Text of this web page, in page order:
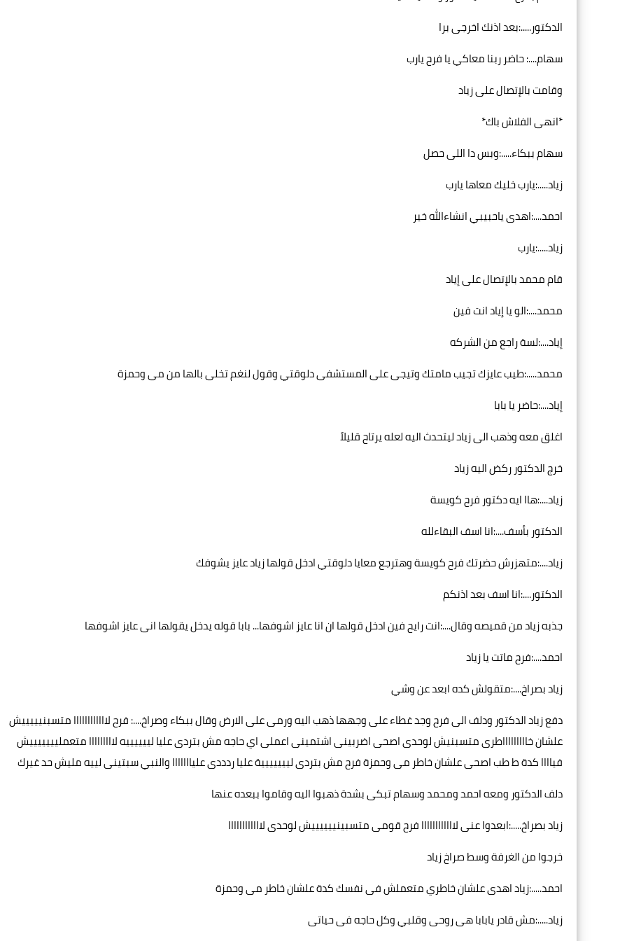
الدكتور.....:بعد اذنك اخرجى برا
سهام....: حاضر ربنا معاكي يا فرح يارب
وقامت بالإتصال على زياد
*انهى الفلاش باك*
سهام ببكاء.....:وبس دا اللى حصل
زياد.....:يارب خليك معاها يارب
احمد....:اهدى ياحبيبي انشاءالله خير
زياد.....:يارب
قام محمد بالإتصال على إياد
محمد....:الو يا إياد انت فين
إياد....:لسة راجع من الشركه
محمد.....:طيب عايزك تجيب مامتك وتيجى على المستشفى دلوقتي وقول لنغم تخلى بالها من مى وحمزة
إياد....:حاضر يا بابا
اغلق معه وذهب الى زياد ليتحدث اليه لعله يرتاح قليلاً
خرج الدكتور ركض اليه زياد
زياد....:هاا ايه دكتور فرح كويسة
الدكتور بأسف....:انا اسف البقاءلله
زياد....:متهزرش حضرتك فرح كويسة وهترجع معايا دلوقتي ادخل قولها زياد عايز يشوفك
الدكتور....:انا اسف بعد اذنكم
جذبه زياد من قميصه وقال....:انت رايح فين ادخل قولها ان انا عايز اشوفها... بابا قوله يدخل يقولها انى عايز اشوفها
احمد....:فرح ماتت يا زياد
زياد بصراخ....:متقولش كده ابعد عن وشي
دفع زياد الدكتور ودلف الى فرح وجد غطاء على وجهها ذهب اليه ورمى على الارض وقال ببكاء وصراخ....: فرح لاااااااااااا متسبنيييييش
علشان خاااااااااطرى متسبنيش لوحدى اصحى اضربينى اشتمينى اعملى اي حاجه مش بتردى عليا لييييييه لااااااااا متعمليييييييش
فياااا كدة ط طب اصحى علشان خاطر مى وحمزة فرح مش بتردى لييييييية عليا ردددى عليااااااا والنبي سبتينى لييه مليش حد غيرك
دلف الدكتور ومعه احمد ومحمد وسهام تبكى بشدة ذهبوا اليه وقاموا ببعده عنها
زياد بصراخ.....:ابعدوا عنى لاااااااااااا فرح قومى متسبينييييييش لوحدى لاااااااااااا
خرجوا من الغرفة وسط صراخ زياد
احمد.....:زياد اهدى علشان خاطري متعملش فى نفسك كدة علشان خاطر مى وحمزة
زياد.....:مش قادر يابابا هى روحى وقلبي وكل حاجه فى حياتى